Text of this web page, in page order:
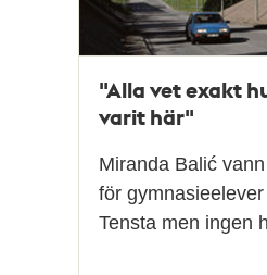
"Alla vet exakt
varit här"
Miranda Balić
för
Tensta men ingen